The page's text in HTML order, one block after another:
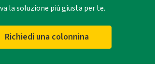
la soluzione più giusta per te.
Richiedi una colonnina